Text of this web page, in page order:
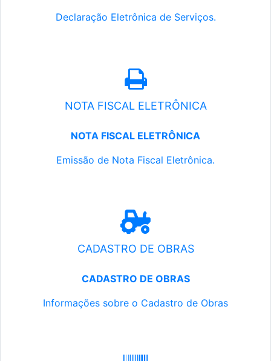
Declaração Eletrônica de Serviços.
NOTA FISCAL ELETRÔNICA
NOTA FISCAL ELETRÔNICA
Emissão de Nota Fiscal Eletrônica.
CADASTRO DE OBRAS
CADASTRO DE OBRAS
Informações sobre o Cadastro de Obras